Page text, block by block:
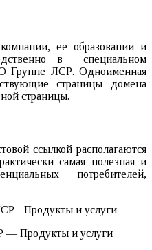
ее образовании и
в специальном
О Группе ЛСР. Одноименная
страницы домена
страницы.
ссылкой располагаются
самая полезная и
потребителей,
— Продукты и услуги